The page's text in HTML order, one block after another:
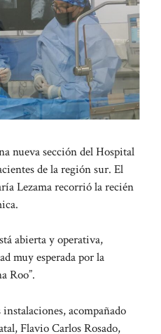
nueva sección del Hospital
de la región sur. El
Lezama recorrió la recién
abierta y operativa,
muy esperada por la
Roo”.
acompañado
Flavio Carlos Rosado,